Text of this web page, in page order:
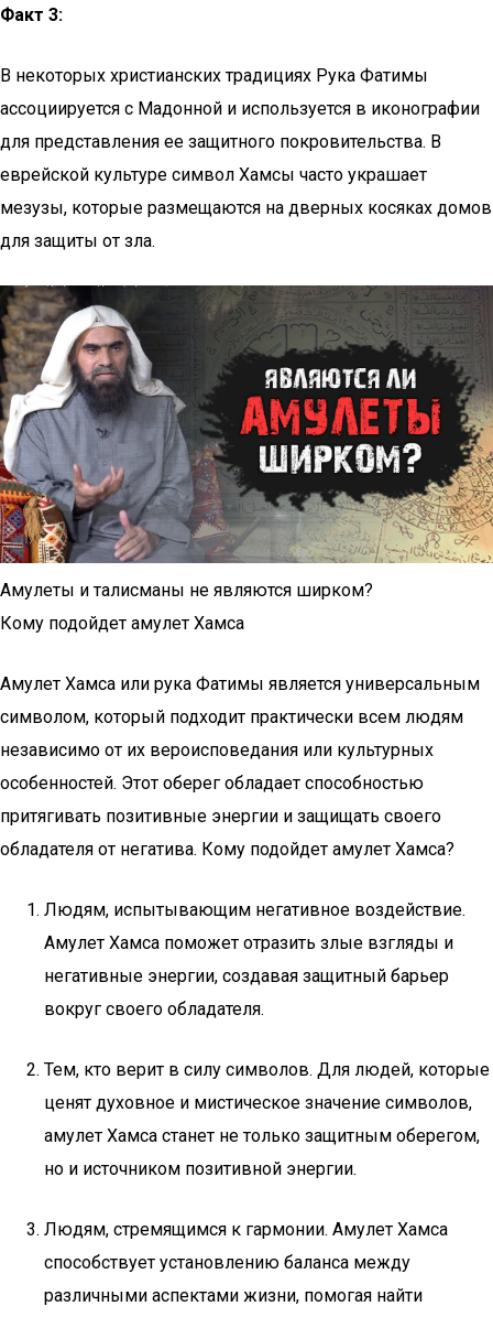
Факт 3:
В некоторых христианских традициях Рука Фатимы
ассоциируется с Мадонной и используется в иконографии
для представления ее защитного покровительства. В
еврейской культуре символ Хамсы часто украшает
мезузы, которые размещаются на дверных косяках домов
для защиты от зла.
Амулеты и талисманы не являются ширком?
Кому подойдет амулет Хамса
Амулет Хамса или рука Фатимы является универсальным
символом, который подходит практически всем людям
независимо от их вероисповедания или культурных
особенностей. Этот оберег обладает способностью
притягивать позитивные энергии и защищать своего
обладателя от негатива. Кому подойдет амулет Хамса?
Людям, испытывающим негативное воздействие.
Амулет Хамса поможет отразить злые взгляды и
негативные энергии, создавая защитный барьер
вокруг своего обладателя.
Тем, кто верит в силу символов. Для людей, которые
ценят духовное и мистическое значение символов,
амулет Хамса станет не только защитным оберегом,
но и источником позитивной энергии.
Людям, стремящимся к гармонии. Амулет Хамса
способствует установлению баланса между
различными аспектами жизни, помогая найти